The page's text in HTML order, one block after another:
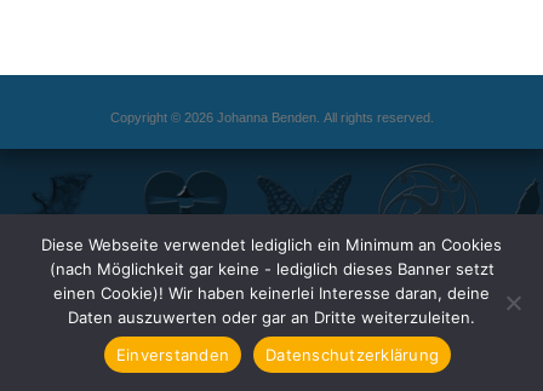
Copyright © 2026 Johanna Benden. All rights reserved.
Diese Webseite verwendet lediglich ein Minimum an Cookies
(nach Möglichkeit gar keine - lediglich dieses Banner setzt
einen Cookie)! Wir haben keinerlei Interesse daran, deine
Daten auszuwerten oder gar an Dritte weiterzuleiten.
Einverstanden
Datenschutzerklärung